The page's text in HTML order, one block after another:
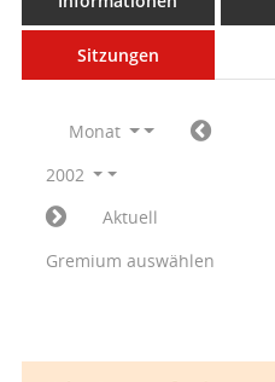
Sitzungen
Monat
2002
Aktuell
Gremium auswählen